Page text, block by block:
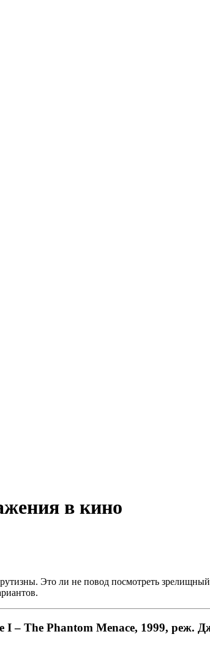
в кино
Это ли не повод посмотреть
– The Phantom Menace, 1999, реж.